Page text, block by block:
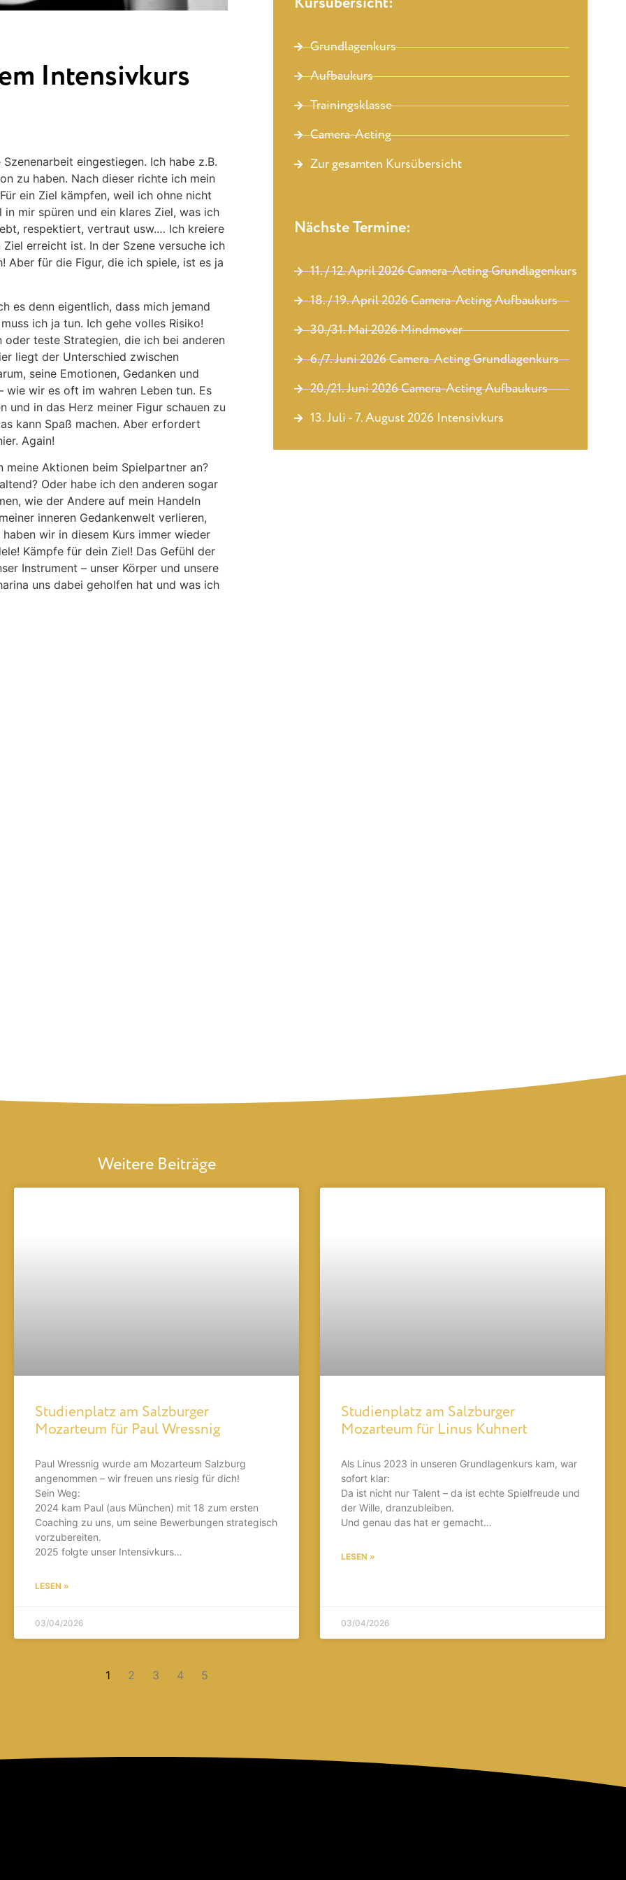
Intensivkurs
eingestiegen. Ich habe z.B.
zu haben. Nach dieser richte ich mein
ein Ziel kämpfen, weil ich ohne nicht
mir spüren und ein klares Ziel, was ich
respektiert, vertraut usw.… Ich kreiere
erreicht ist. In der Szene versuche ich
Aber für die Figur, die ich spiele, ist es ja
es denn eigentlich, dass mich jemand
ich ja tun. Ich gehe volles Risiko!
teste Strategien, die ich bei anderen
liegt der Unterschied zwischen
seine Emotionen, Gedanken und
wie wir es oft im wahren Leben tun. Es
in das Herz meiner Figur schauen zu
kann Spaß machen. Aber erfordert
Again!
meine Aktionen beim Spielpartner an?
Oder habe ich den anderen sogar
wie der Andere auf mein Handeln
inneren Gedankenwelt verlieren,
wir in diesem Kurs immer wieder
Kämpfe für dein Ziel! Das Gefühl der
Instrument – unser Körper und unsere
uns dabei geholfen hat und was ich
Grundlagenkurs
Aufbaukurs
Trainingsklasse
Camera-Acting
Zur gesamten Kursübersicht
Nächste Termine:
11. / 12. April 2026 Camera-Acting Grundlagenkurs
18. / 19. April 2026 Camera-Acting Aufbaukurs
30./31. Mai 2026 Mindmover
6./7. Juni 2026 Camera-Acting Grundlagenkurs
20./21. Juni 2026 Camera-Acting Aufbaukurs
13. Juli - 7. August 2026 Intensivkurs
Weitere Beiträge
Studienplatz am Salzburger
Mozarteum für Paul Wressnig
Paul Wressnig wurde am Mozarteum Salzburg
angenommen – wir freuen uns riesig für dich!
Sein Weg:
2024 kam Paul (aus München) mit 18 zum ersten
Coaching zu uns, um seine Bewerbungen strategisch
vorzubereiten.
2025 folgte unser Intensivkurs…
LESEN »
03/04/2026
Studienplatz am Salzburger
Mozarteum für Linus Kuhnert
Als Linus 2023 in unseren Grundlagenkurs kam, war
sofort klar:
Da ist nicht nur Talent – da ist echte Spielfreude und
der Wille, dranzubleiben.
Und genau das hat er gemacht…
LESEN »
03/04/2026
1 2 3 4 5